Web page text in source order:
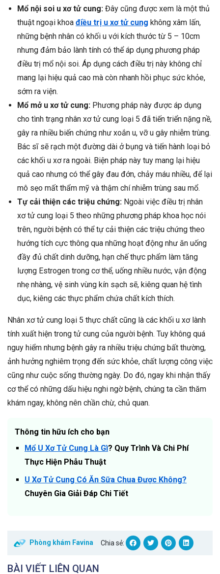
Mổ nội soi u xơ tử cung: Đây cũng được xem là một thủ
thuật ngoại khoa điều trị u xơ tử cung không xâm lấn,
những bệnh nhân có khối u với kích thước từ 5 – 10cm
nhưng đảm bảo lành tính có thể áp dụng phương pháp
điều trị mổ nội soi. Áp dụng cách điều trị này không chỉ
mang lại hiệu quả cao mà còn nhanh hồi phục sức khỏe,
sớm ra viện.
Mổ mở u xơ tử cung: Phương pháp này được áp dụng
cho tình trạng nhân xơ tử cung loại 5 đã tiến triển nặng nề,
gây ra nhiều biến chứng như xoắn u, vỡ u gây nhiễm trùng.
Bác sĩ sẽ rạch một đường dài ở bụng và tiến hành loại bỏ
các khối u xơ ra ngoài. Biện pháp này tuy mang lại hiệu
quả cao nhưng có thể gây đau đớn, chảy máu nhiều, để lại
mô sẹo mất thẩm mỹ và thậm chí nhiễm trùng sau mổ.
Tự cải thiện các triệu chứng: Ngoài việc điều trị nhân
xơ tử cung loại 5 theo những phương pháp khoa học nói
trên, người bệnh có thể tự cải thiện các triệu chứng theo
hướng tích cực thông qua những hoạt động như ăn uống
đầy đủ chất dinh dưỡng, hạn chế thực phẩm làm tăng
lượng Estrogen trong cơ thể, uống nhiều nước, vận động
nhẹ nhàng, vệ sinh vùng kín sạch sẽ, kiêng quan hệ tình
dục, kiêng các thực phẩm chứa chất kích thích.
Nhân xơ tử cung loại 5 thực chất cũng là các khối u xơ lành
tính xuất hiện trong tử cung của người bệnh. Tuy không quá
nguy hiểm nhưng bệnh gây ra nhiều triệu chứng bất thường,
ảnh hưởng nghiêm trọng đến sức khỏe, chất lượng công việc
cũng như cuộc sống thường ngày. Do đó, ngay khi nhận thấy
cơ thể có những dấu hiệu nghi ngờ bệnh, chúng ta cần thăm
khám ngay, không nên chần chừ, chủ quan.
Thông tin hữu ích cho bạn
Mổ U Xơ Tử Cung Là Gì? Quy Trình Và Chi Phí
Thực Hiện Phẫu Thuật
U Xơ Tử Cung Có Ăn Sữa Chua Được Không?
Chuyên Gia Giải Đáp Chi Tiết
Phòng khám Favina Chia sẻ:
BÀI VIẾT LIÊN QUAN